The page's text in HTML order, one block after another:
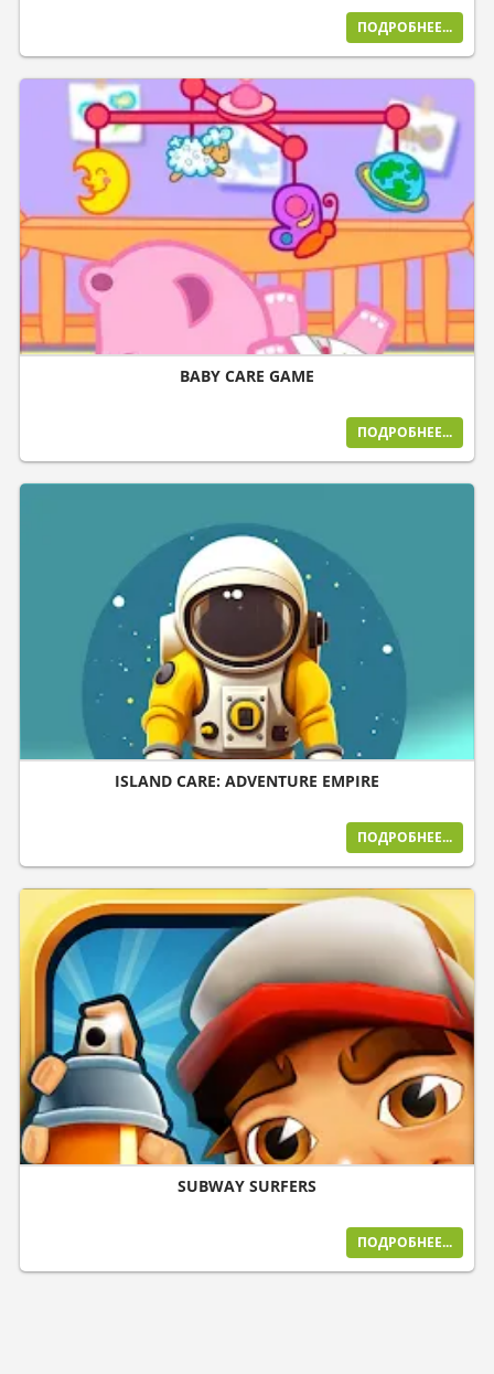
ПОДРОБНЕЕ...
BABY CARE GAME
ПОДРОБНЕЕ...
ISLAND CARE: ADVENTURE EMPIRE
ПОДРОБНЕЕ...
SUBWAY SURFERS
ПОДРОБНЕЕ...